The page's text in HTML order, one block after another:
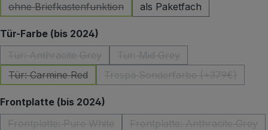
ohne Briefkastenfunktion
(Diese Option ist zurzeit nicht verfügbar.)
als Paketfach
Tür-Farbe (bis 2024)
(Diese Option ist zurzeit nicht verfügbar.)
(Diese Option ist zurzeit nicht
Tür: Carmine Red
(Diese Option ist zurzeit nicht verfügbar.)
Frontplatte (bis 2024)